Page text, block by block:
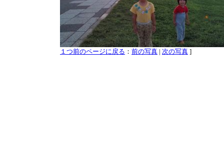
１つ前のページに戻る ： 前の写真 | 次の写真 ]